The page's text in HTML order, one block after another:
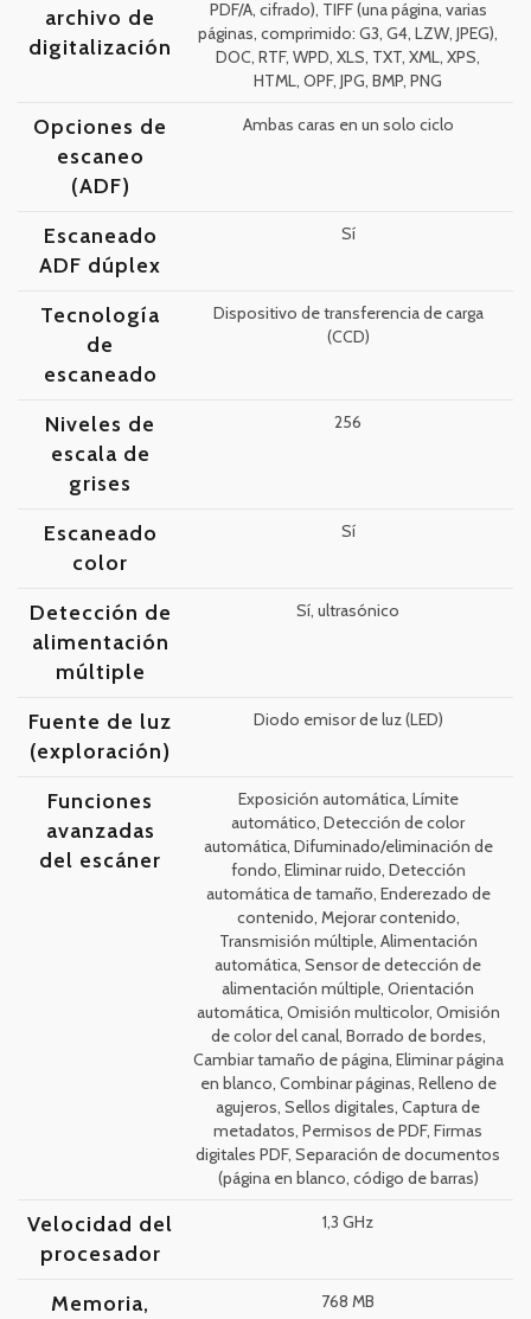
archivo de
digitalización
PDF/A, cifrado), TIFF (una página, varias
páginas, comprimido: G3, G4, LZW, JPEG),
DOC, RTF, WPD, XLS, TXT, XML, XPS,
HTML, OPF, JPG, BMP, PNG
Opciones de
escaneo
(ADF)
Ambas caras en un solo ciclo
Escaneado
ADF dúplex
Sí
Tecnología
de
escaneado
Dispositivo de transferencia de carga
(CCD)
Niveles de
escala de
grises
256
Escaneado
color
Sí
Detección de
alimentación
múltiple
Sí, ultrasónico
Fuente de luz
(exploración)
Diodo emisor de luz (LED)
Funciones
avanzadas
del escáner
Exposición automática, Límite
automático, Detección de color
automática, Difuminado/eliminación de
fondo, Eliminar ruido, Detección
automática de tamaño, Enderezado de
contenido, Mejorar contenido,
Transmisión múltiple, Alimentación
automática, Sensor de detección de
alimentación múltiple, Orientación
automática, Omisión multicolor, Omisión
de color del canal, Borrado de bordes,
Cambiar tamaño de página, Eliminar página
en blanco, Combinar páginas, Relleno de
agujeros, Sellos digitales, Captura de
metadatos, Permisos de PDF, Firmas
digitales PDF, Separación de documentos
(página en blanco, código de barras)
Velocidad del
procesador
1,3 GHz
Memoria,
768 MB